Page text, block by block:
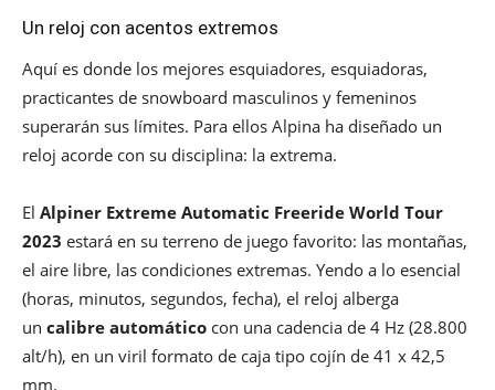
Un reloj con acentos extremos
Aquí es donde los mejores esquiadores, esquiadoras,
practicantes de snowboard masculinos y femeninos
superarán sus límites. Para ellos Alpina ha diseñado un
reloj acorde con su disciplina: la extrema.
El Alpiner Extreme Automatic Freeride World Tour
2023 estará en su terreno de juego favorito: las montañas,
el aire libre, las condiciones extremas. Yendo a lo esencial
(horas, minutos, segundos, fecha), el reloj alberga
un calibre automático con una cadencia de 4 Hz (28.800
alt/h), en un viril formato de caja tipo cojín de 41 x 42,5
mm.